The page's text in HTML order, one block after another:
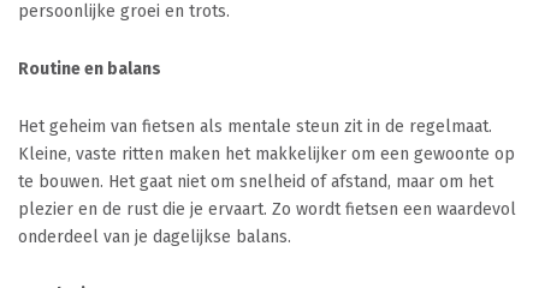
persoonlijke groei en trots.
Routine en balans
Het geheim van fietsen als mentale steun zit in de regelmaat.
Kleine, vaste ritten maken het makkelijker om een gewoonte op
te bouwen. Het gaat niet om snelheid of afstand, maar om het
plezier en de rust die je ervaart. Zo wordt fietsen een waardevol
onderdeel van je dagelijkse balans.